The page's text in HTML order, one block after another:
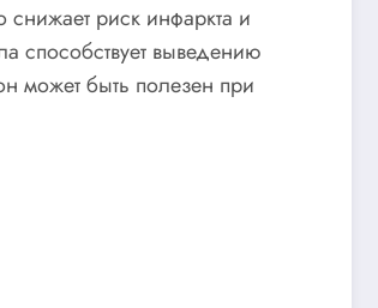
снижает риск инфаркта и
способствует выведению
может быть полезен при